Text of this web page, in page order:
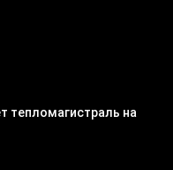
тепломагистраль на